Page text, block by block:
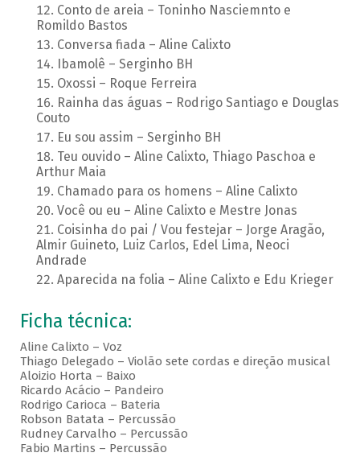
Conto de areia – Toninho Nasciemnto e
Romildo Bastos
Conversa fiada – Aline Calixto
Ibamolê – Serginho BH
Oxossi – Roque Ferreira
Rainha das águas – Rodrigo Santiago e Douglas
Couto
Eu sou assim – Serginho BH
Teu ouvido – Aline Calixto, Thiago Paschoa e
Arthur Maia
Chamado para os homens – Aline Calixto
Você ou eu – Aline Calixto e Mestre Jonas
Coisinha do pai / Vou festejar – Jorge Aragão,
Almir Guineto, Luiz Carlos, Edel Lima, Neoci
Andrade
Aparecida na folia – Aline Calixto e Edu Krieger
Ficha técnica:
Aline Calixto – Voz
Thiago Delegado – Violão sete cordas e direção musical
Aloizio Horta – Baixo
Ricardo Acácio – Pandeiro
Rodrigo Carioca – Bateria
Robson Batata – Percussão
Rudney Carvalho – Percussão
Fabio Martins – Percussão